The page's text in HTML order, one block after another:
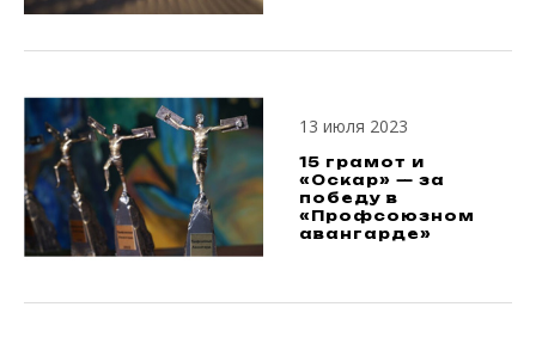
13 июля 2023
15 грамот и
«Оскар» — за
победу в
«Профсоюзном
авангарде»